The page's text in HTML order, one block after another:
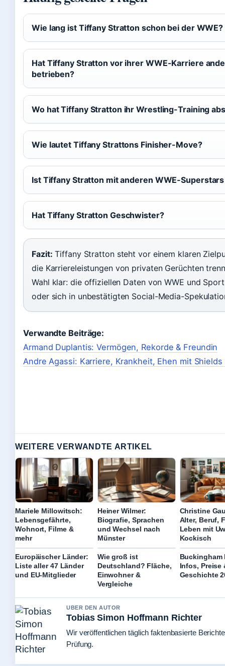
Wie lang ist Tiffany Stratton schon bei der WWE?
Hat Tiffany Stratton vor ihrer WWE-Karriere
betrieben?
Wo hat Tiffany Stratton ihr Wrestling-Training
Wie lautet Tiffany Strattons Finisher-Move?
Ist Tiffany Stratton mit anderen WWE-
Hat Tiffany Stratton Geschwister?
Fazit: Tiffany Stratton steht vor einem klaren
die Karriereleistungen von privaten Gerüchten
Wahl klar: die offiziellen Daten von WWE und
oder sich in unbestätigten Social-Media-
Verwandte Beiträge:
Armand Duplantis: Vermögen, Rekorde & Freundin
Andre Agassi: Karriere, Krankheit, Ehen mit Shields
WEITERE VERWANDTE ARTIKEL
Mariele Millowitsch:
Lebensgefährte,
Wohnort, Filme &
mehr
Heiner Wilmer:
Biografie, Sprachen
und Wechsel nach
Münster
Christine
Alter, Beruf,
Leben mit
Kockisch
Europäischer Länder:
Liste aller 47 Länder
und EU-Mitglieder
Wie groß ist
Deutschland? Fläche,
Einwohner &
Vergleiche
Buckingham
Infos, Preise
Geschichte
UBER DEN AUTOR
Tobias Simon Hoffmann Richter
Wir veröffentlichen täglich faktenbasierte
Prüfung.